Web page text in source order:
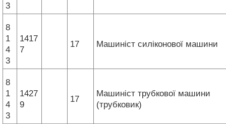
3
8
1
4
3
1417
7
17 Машиніст силіконової машини
8
1
4
3
1427
9
17
Машиніст трубкової машини
(трубковик)